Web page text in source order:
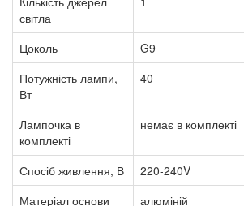
світла
Цоколь
G9
Потужність лампи,
Вт
40
Лампочка в
комплекті
немає в комплекті
Спосіб живлення, В
220-240V
Матеріал основи
алюміній